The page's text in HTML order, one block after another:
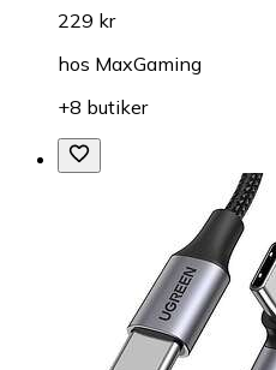
229 kr
hos MaxGaming
+8 butiker